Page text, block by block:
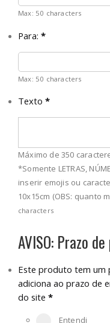
Max: 50 characters
Para: *
Max: 50 characters
Texto *
Máximo de 350
*Somente LETRAS,
inserir emojis ou
10x15cm (OBS: quanto
characters
AVISO: Prazo
Este produto tem um
adiciona ao prazo de
do site *
Entendi